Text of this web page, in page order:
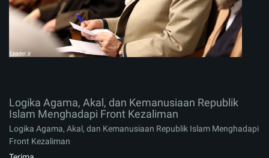
Logika Agama, Akal, dan Kemanusiaan Republik
Islam Menghadapi Front Kezaliman
Logika Agama, Akal, dan Kemanusiaan Republik Islam Menghadapi
Front Kezaliman